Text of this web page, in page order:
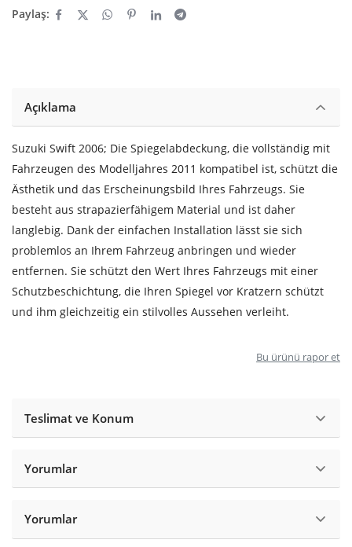
Paylaş:
Açıklama
Suzuki Swift 2006; Die Spiegelabdeckung, die vollständig mit
Fahrzeugen des Modelljahres 2011 kompatibel ist, schützt die
Ästhetik und das Erscheinungsbild Ihres Fahrzeugs. Sie
besteht aus strapazierfähigem Material und ist daher
langlebig. Dank der einfachen Installation lässt sie sich
problemlos an Ihrem Fahrzeug anbringen und wieder
entfernen. Sie schützt den Wert Ihres Fahrzeugs mit einer
Schutzbeschichtung, die Ihren Spiegel vor Kratzern schützt
und ihm gleichzeitig ein stilvolles Aussehen verleiht.
Bu ürünü rapor et
Teslimat ve Konum
Yorumlar
Yorumlar